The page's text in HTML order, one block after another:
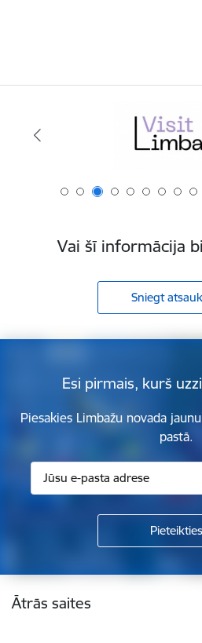
Vai šī informācija
Sniegt
Esi pirmais, kurš
Piesakies Limbažu novada
pastā.
Kājene
Ātrās saites